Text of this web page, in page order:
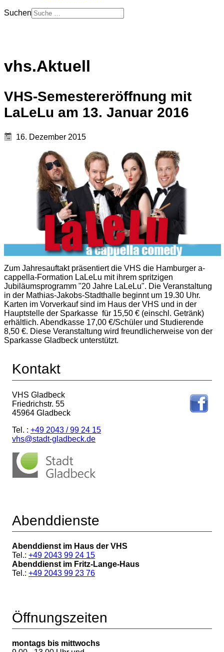
Suchen
vhs.Aktuell
VHS-Semestereröffnung mit
LaLeLu am 13. Januar 2016
16. Dezember 2015
Zum Jahresauftakt präsentiert die VHS die Hamburger a-
cappella-Formation LaLeLu mit ihrem spritzigen
Jubiläumsprogramm "20 Jahre LaLeLu". Die Veranstaltung
in der Mathias-Jakobs-Stadthalle beginnt um 19.30 Uhr.
Karten im Vorverkauf sind im Haus der VHS und in der
Hauptstelle der Sparkasse für 15,50 € (einschl. Getränk)
erhältlich. Abendkasse 17,00 €/Schüler und Studierende
8,50 €. Diese Veranstaltung wird freundlicherweise von der
Sparkasse Gladbeck unterstützt.
Kontakt
VHS Gladbeck
Friedrichstr. 55
45964 Gladbeck
Tel. : +49 2043 / 99 24 15
vhs@stadt-gladbeck.de
Abenddienste
Abenddienst im Haus der VHS
Tel.: +49 2043 99 24 15
Abenddienst im Fritz-Lange-Haus
Tel.: +49 2043 99 23 76
Öffnungszeiten
montags bis mittwochs